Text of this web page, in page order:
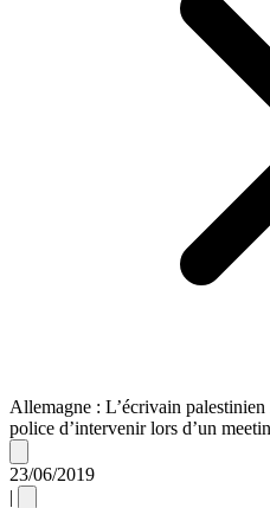
Allemagne : L’écrivain
police d’intervenir lors d’un
23/06/2019
|